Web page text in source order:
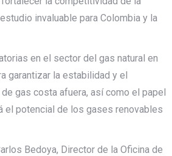
invaluable para Colombia y la
en el sector del gas natural en
garantizar la estabilidad y el
gas costa afuera, así como el papel
el potencial de los gases renovables
Bedoya, Director de la Oficina de